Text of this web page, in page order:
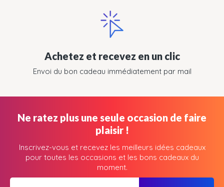
Achetez et recevez en un clic
Envoi du bon cadeau immédiatement par mail
Ne ratez plus une seule occasion de faire
plaisir !
Inscrivez-vous et recevez les meilleurs idées cadeaux
pour toutes les occasions et les bons cadeaux du
moment.